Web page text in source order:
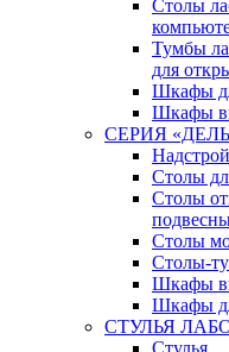
Столы
Тумбы
для
Шкафы
Шкафы
СЕРИЯ
Столы
Столы
Столы
Столы-
Шкафы
Шкафы
СТУЛЬЯ
Стулья